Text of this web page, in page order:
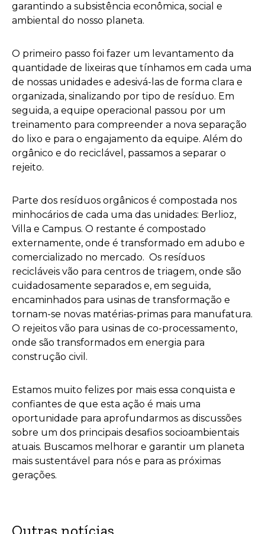
garantindo a subsistência econômica, social e
ambiental do nosso planeta.
O primeiro passo foi fazer um levantamento da
quantidade de lixeiras que tínhamos em cada uma
de nossas unidades e adesivá-las de forma clara e
organizada, sinalizando por tipo de resíduo. Em
seguida, a equipe operacional passou por um
treinamento para compreender a nova separação
do lixo e para o engajamento da equipe. Além do
orgânico e do reciclável, passamos a separar o
rejeito.
Parte dos resíduos orgânicos é compostada nos
minhocários de cada uma das unidades: Berlioz,
Villa e Campus. O restante é compostado
externamente, onde é transformado em adubo e
comercializado no mercado. ‍ Os resíduos
recicláveis vão para centros de triagem, onde são
cuidadosamente separados e, em seguida,
encaminhados para usinas de transformação e
tornam-se novas matérias-primas para manufatura.
O rejeitos vão para usinas de co-processamento,
onde são transformados em energia para
construção civil. ‍
Estamos muito felizes por mais essa conquista e
confiantes de que esta ação é mais uma
oportunidade para aprofundarmos as discussões
sobre um dos principais desafios socioambientais
atuais. Buscamos melhorar e garantir um planeta
mais sustentável para nós e para as próximas
gerações.
Outras notícias